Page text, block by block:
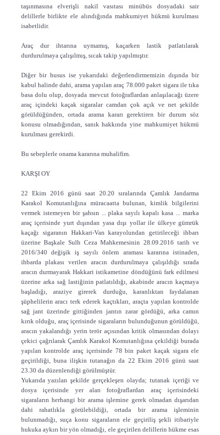
taşınmasına elverişli nakil vasıtası minübüs dosyadaki sair
delillerle birlikte ele alındığında mahkumiyet hükmü kurulması
isabetlidir.
Araç dur ihtarına uymamış, kaçarken lastik patlatılarak
durdurulmaya çalışılmış, sıcak takip yapılmıştır.
Diğer bir husus ise yukarıdaki değerlendirmemizin dışında bir
kabul halinde dahi, arama yapılan araç 78.000 paket sigara ile tıka
basa dolu olup, dosyada mevcut fotoğraflardan anlaşılacağı üzere
araç içindeki kaçak sigaralar camdan çok açık ve net şekilde
görüldüğünden, ortada arama kararı gerektiren bir durum söz
konusu olmadığından, sanık hakkında yine mahkumiyet hükmü
kurulması gerekirdi.
Bu sebeplerle onama kararına muhalifim.
KARŞI OY
22 Ekim 2016 günü saat 20.20 sıralarında Çamlık Jandarma
Karakol Komutanlığına müracaatta bulunan, kimlik bilgilerini
vermek istemeyen bir şahsın ... plaka sayılı kapalı kasa ... marka
araç içerisinde yurt dışından yasa dışı yollar ile ülkeye gümrük
kaçağı sigaranın Hakkari-Van karayolundan getirileceği ihbarı
üzerine Başkale Sulh Ceza Mahkemesinin 28.09.2016 tarih ve
2016/340 değişik iş sayılı önlem araması kararına istinaden,
ihbarda plakası verilen aracın durdurulmaya çalışıldığı sırada
aracın durmayarak Hakkari istikametine döndüğünü fark edilmesi
üzerine arka sağ lastiğinin patlatıldığı, akabinde aracın kaçmaya
başladığı, araziye girerek durduğu, karanlıktan faydalanan
şüphelilerin aracı terk ederek kaçtıkları, araçta yapılan kontrolde
sağ jant üzerinde gittiğinden jantın zarar gördüğü, arka camın
kırık olduğu, araç içerisinde sigaraların bulunduğunun görüldüğü,
aracın yakalandığı yerin terör açısından kritik olmasından dolayı
çekici çağrılarak Çamlık Karakol Komutanlığına çekildiği burada
yapılan kontrolde araç içerisinde 78 bin paket kaçak sigara ele
geçirildiği, buna ilişkin tutanağın da 22 Ekim 2016 günü saat
23.30 da düzenlendiği görülmüştür.
Yukarıda yazılan şekilde gerçekleşen olayda; tutanak içeriği ve
dosya içerisinde yer alan fotoğraflardan araç içerisindeki
sigaraların herhangi bir arama işlemine gerek olmadan dışarıdan
dahi rahatlıkla görülebildiği, ortada bir arama işleminin
bulunmadığı, suça konu sigaraların ele geçiriliş şekli itibariyle
hukuka aykırı bir yön olmadığı, ele geçirilen delillerin hükme esas